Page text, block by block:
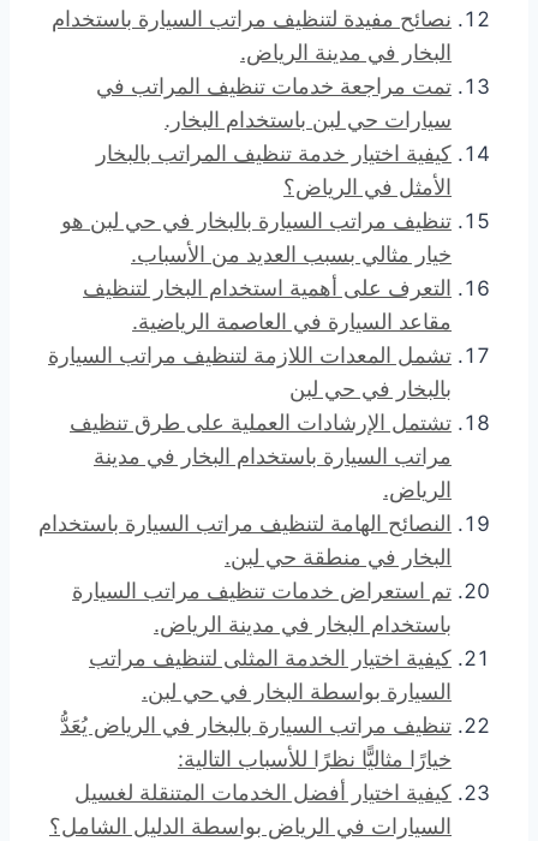
نصائح مفيدة لتنظيف مراتب السيارة باستخدام
البخار في مدينة الرياض.
تمت مراجعة خدمات تنظيف المراتب في
سيارات حي لبن باستخدام البخار.
كيفية اختيار خدمة تنظيف المراتب بالبخار
الأمثل في الرياض؟
تنظيف مراتب السيارة بالبخار في حي لبن هو
خيار مثالي بسبب العديد من الأسباب.
التعرف على أهمية استخدام البخار لتنظيف
مقاعد السيارة في العاصمة الرياضية.
تشمل المعدات اللازمة لتنظيف مراتب السيارة
بالبخار في حي لبن
تشتمل الإرشادات العملية على طرق تنظيف
مراتب السيارة باستخدام البخار في مدينة
الرياض.
النصائح الهامة لتنظيف مراتب السيارة باستخدام
البخار في منطقة حي لبن.
تم استعراض خدمات تنظيف مراتب السيارة
باستخدام البخار في مدينة الرياض.
كيفية اختيار الخدمة المثلى لتنظيف مراتب
السيارة بواسطة البخار في حي لبن.
تنظيف مراتب السيارة بالبخار في الرياض يُعَدُّ
خيارًا مثاليًّا نظرًا للأسباب التالية:
كيفية اختيار أفضل الخدمات المتنقلة لغسيل
السيارات في الرياض بواسطة الدليل الشامل؟